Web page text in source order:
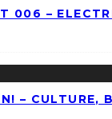
006 –
– CULTURE,